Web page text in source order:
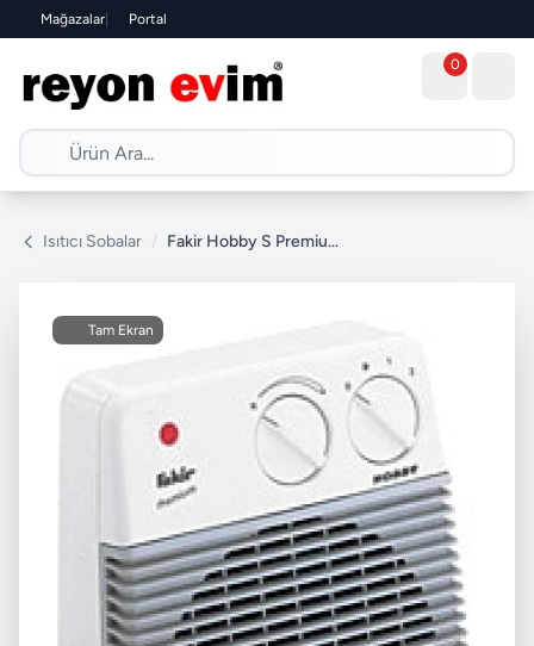
Mağazalar| Portal
0
Isıtıcı Sobalar / Fakir Hobby S Premium 2000 W Fanlı Isıtıcı
Tam Ekran